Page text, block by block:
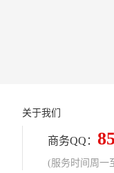
关于我们
商务QQ：
(服务时间周一